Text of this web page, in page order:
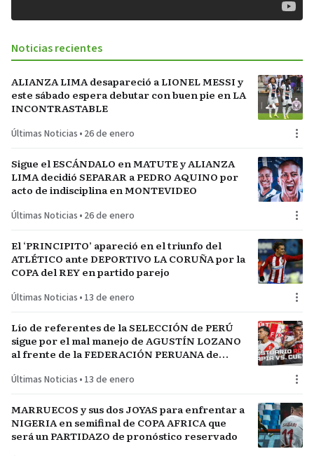
Noticias recientes
ALIANZA LIMA desapareció a LIONEL MESSI y
este sábado espera debutar con buen pie en LA
INCONTRASTABLE
Últimas Noticias • 26 de enero
Sigue el ESCÁNDALO en MATUTE y ALIANZA
LIMA decidió SEPARAR a PEDRO AQUINO por
acto de indisciplina en MONTEVIDEO
Últimas Noticias • 26 de enero
El ‘PRINCIPITO’ apareció en el triunfo del
ATLÉTICO ante DEPORTIVO LA CORUÑA por la
COPA del REY en partido parejo
Últimas Noticias • 13 de enero
Lío de referentes de la SELECCIÓN de PERÚ
sigue por el mal manejo de AGUSTÍN LOZANO
al frente de la FEDERACIÓN PERUANA de
Últimas Noticias • 13 de enero
MARRUECOS y sus dos JOYAS para enfrentar a
NIGERIA en semifinal de COPA AFRICA que
será un PARTIDAZO de pronóstico reservado